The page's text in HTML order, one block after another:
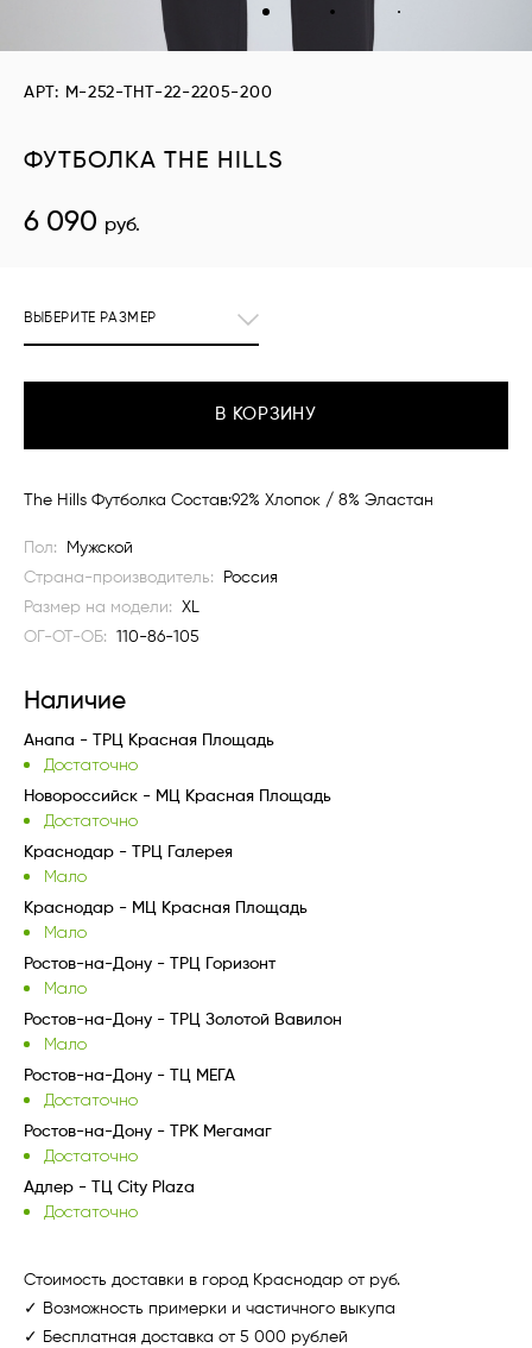
ФУТБОЛКА THE HILLS
АРТ: M-252-THT-22-2205-200
6 090 руб.
ВЫБЕРИТЕ РАЗМЕР
В КОРЗИНУ
The Hills Футболка Состав:92% Хлопок / 8% Эластан
Пол:
Мужской
Страна-производитель:
Россия
Размер на модели:
XL
ОГ-ОТ-ОБ:
110-86-105
Наличие
Анапа - ТРЦ Красная Площадь
Достаточно
Новороссийск - МЦ Красная Площадь
Достаточно
Краснодар - ТРЦ Галерея
Мало
Краснодар - МЦ Красная Площадь
Мало
Ростов-на-Дону - ТРЦ Горизонт
Мало
Ростов-на-Дону - ТРЦ Золотой Вавилон
Мало
Ростов-на-Дону - ТЦ МЕГА
Достаточно
Ростов-на-Дону - ТРК Мегамаг
Достаточно
Адлер - ТЦ City Plaza
Достаточно
Стоимость доставки в город Краснодар от руб.
✓ Возможность примерки и частичного выкупа
✓ Бесплатная доставка от 5 000 рублей